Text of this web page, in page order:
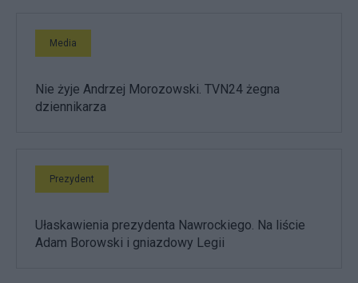
Media
Nie żyje Andrzej Morozowski. TVN24 żegna
dziennikarza
Prezydent
Ułaskawienia prezydenta Nawrockiego. Na liście
Adam Borowski i gniazdowy Legii